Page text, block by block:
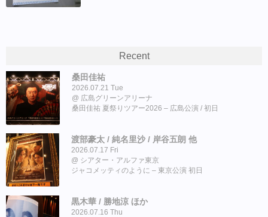
Recent
桑田佳祐
2026.07.21 Tue
広島グリーンアリーナ
桑田佳祐 夏祭りツアー2026 – 広島公演 / 初日
渡部豪太 / 純名里沙 / 岸谷五朗 他
2026.07.17 Fri
シアター・アルファ東京
ジャコメッティのように – 東京公演 初日
黒木華 / 勝地涼 ほか
2026.07.16 Thu